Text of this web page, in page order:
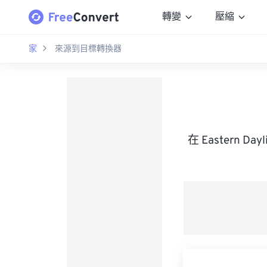
轉變 壓縮
家 來源到目標轉換器
在 Eastern